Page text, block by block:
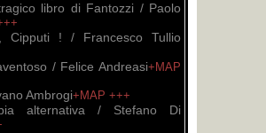
libro di Fantozzi / Paolo
Cipputi ! / Francesco Tullio
/ Felice Andreasi+MAP
Ambrogi+MAP +++
alternativa / Stefano Di